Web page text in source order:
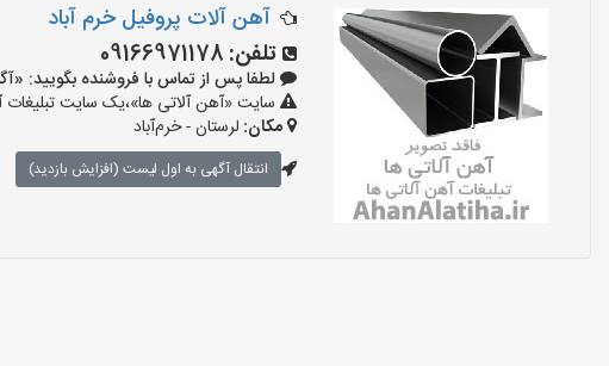
آهن آلات پروفیل خرم آباد
تلفن: 09166971178
لطفا پس از تماس با فروشنده بگویید: «آگهی
سایت «آهن آلاتی ها»،یک سایت
مکان: لرستان - خرم‌آباد
انتقال آگهی به اول لیست (افزایش بازدید)